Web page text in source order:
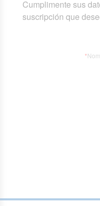
Cumplimente sus
suscripción que
*